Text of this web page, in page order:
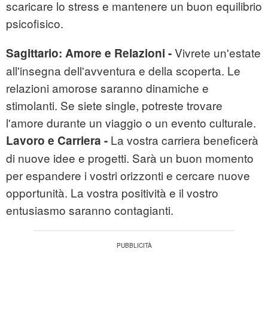
scaricare lo stress e mantenere un buon equilibrio
psicofisico.
Sagittario: Amore e Relazioni -Vivrete un'estate
all'insegna dell'avventura e della scoperta. Le
relazioni amorose saranno dinamiche e
stimolanti. Se siete single, potreste trovare
l'amore durante un viaggio o un evento culturale.
Lavoro e Carriera - La vostra carriera beneficerà
di nuove idee e progetti. Sarà un buon momento
per espandere i vostri orizzonti e cercare nuove
opportunità. La vostra positività e il vostro
entusiasmo saranno contagianti.